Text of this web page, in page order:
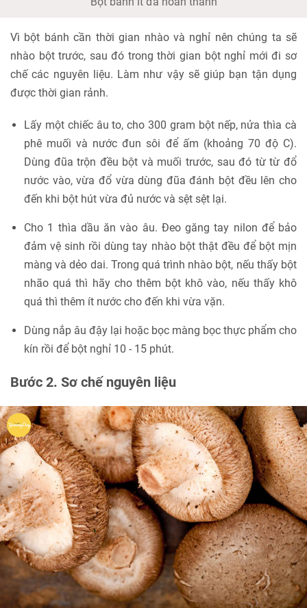
Vì bột bánh cần thời gian nhào và nghỉ nên chúng ta sẽ
nhào bột trước, sau đó trong thời gian bột nghỉ mới đi sơ
chế các nguyên liệu. Làm như vậy sẽ giúp bạn tận dụng
được thời gian rảnh.
Lấy một chiếc âu to, cho 300 gram bột nếp, nửa thìa cà
phê muối và nước đun sôi để ấm (khoảng 70 độ C).
Dùng đũa trộn đều bột và muối trước, sau đó từ từ đổ
nước vào, vừa đổ vừa dùng đũa đánh bột đều lên cho
đến khi bột hút vừa đủ nước và sệt sệt lại.
Cho 1 thìa dầu ăn vào âu. Đeo găng tay nilon để bảo
đảm vệ sinh rồi dùng tay nhào bột thật đều để bột mịn
màng và dẻo dai. Trong quá trình nhào bột, nếu thấy bột
nhão quá thì hãy cho thêm bột khô vào, nếu thấy khô
quá thì thêm ít nước cho đến khi vừa vặn.
Dùng nắp âu đậy lại hoặc bọc màng bọc thực phẩm cho
kín rồi để bột nghỉ 10 - 15 phút.
Bước 2. Sơ chế nguyên liệu